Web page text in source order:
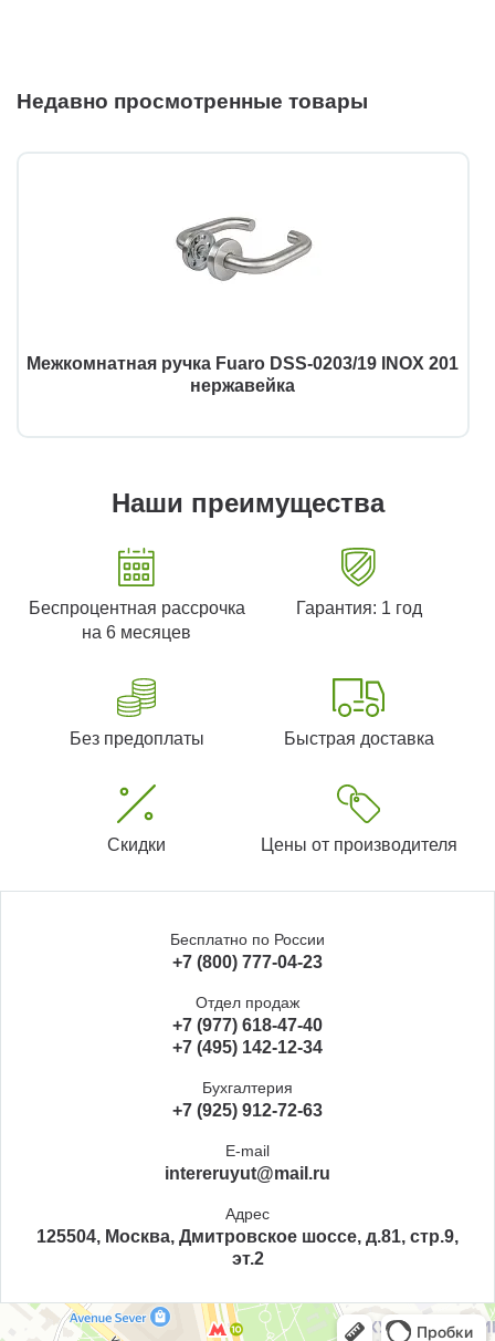
Недавно просмотренные товары
Межкомнатная ручка Fuaro DSS-0203/19 INOX 201
нержавейка
Наши преимущества
Беспроцентная рассрочка
на 6 месяцев
Гарантия: 1 год
Без предоплаты Быстрая доставка
Скидки Цены от производителя
Бесплатно по России
+7 (800) 777-04-23
Отдел продаж
+7 (977) 618-47-40
+7 (495) 142-12-34
Бухгалтерия
+7 (925) 912-72-63
E-mail
intereruyut@mail.ru
Адрес
125504, Москва, Дмитровское шоссе, д.81, стр.9,
эт.2